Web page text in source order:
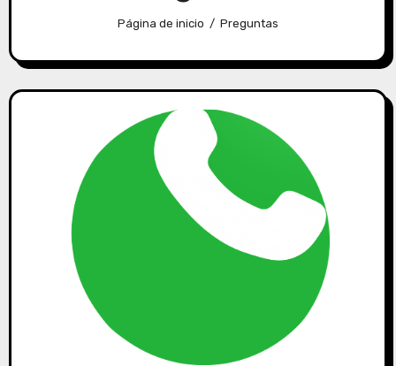
Página de inicio Preguntas